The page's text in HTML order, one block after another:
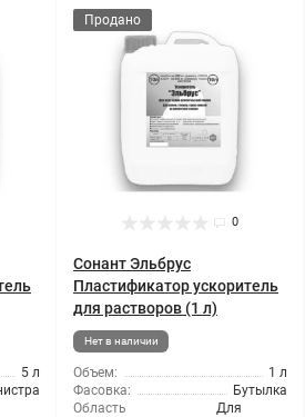
5 л
Продано
0
Сонант Эльбрус
Пластификатор ускоритель
для растворов (1 л)
Нет в наличии
Объем:
1 л
Фасовка:
Бутылка
Область
Для